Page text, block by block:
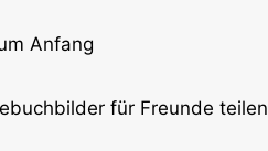
Anfang
für Freunde teilen